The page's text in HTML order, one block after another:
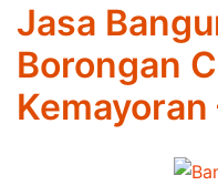
Jasa
Borongan